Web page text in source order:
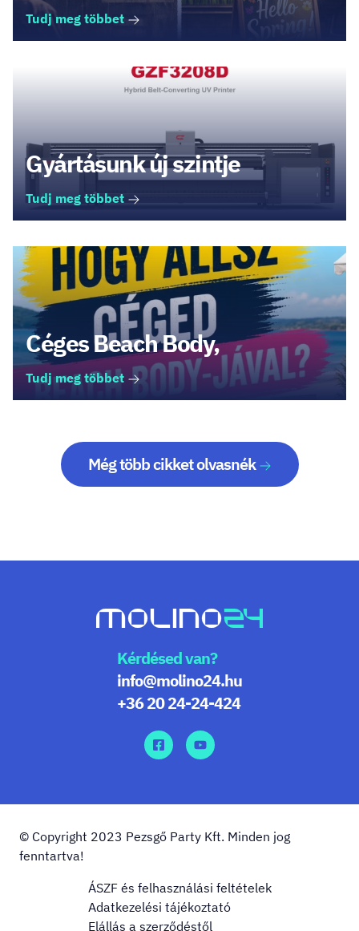
Tudj meg többet
Gyártásunk új szintje
Tudj meg többet
Céges Beach Body,
Tudj meg többet
Még több cikket olvasnék
Kérdésed van?
info@molino24.hu
+36 20 24-24-424
© Copyright 2023 Pezsgő Party Kft. Minden jog
fenntartva!
ÁSZF és felhasználási feltételek
Adatkezelési tájékoztató
Elállás a szerződéstől